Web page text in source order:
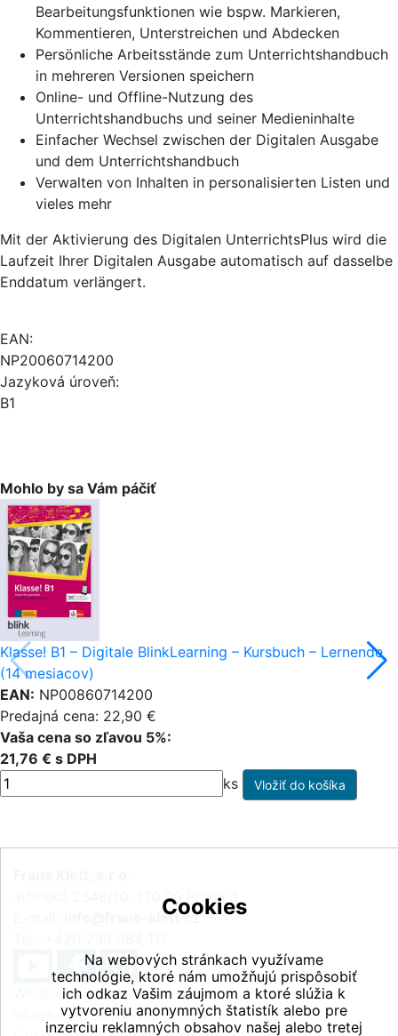
Bearbeitungsfunktionen wie bspw. Markieren,
Kommentieren, Unterstreichen und Abdecken
Persönliche Arbeitsstände zum Unterrichtshandbuch
in mehreren Versionen speichern
Online- und Offline-Nutzung des
Unterrichtshandbuchs und seiner Medieninhalte
Einfacher Wechsel zwischen der Digitalen Ausgabe
und dem Unterrichtshandbuch
Verwalten von Inhalten in personalisierten Listen und
vieles mehr
Mit der Aktivierung des Digitalen UnterrichtsPlus wird die
Laufzeit Ihrer Digitalen Ausgabe automatisch auf dasselbe
Enddatum verlängert.
EAN:
NP20060714200
Jazyková úroveň:
B1
Mohlo by sa Vám páčiť
Klasse! B1 – Digitale BlinkLearning – Kursbuch – Lernende
(14 mesiacov)
EAN: NP00860714200
Predajná cena: 22,90 €
Vaša cena so zľavou 5%:
21,76 € s DPH
ks
Jičínská 2348/10, 130 00 Praha 3
info@fraus-klett.cz
Whistleblowing
Všeobecné obchodné podmienky
Cookies
Na webových stránkach využívame
technológie, ktoré nám umožňujú prispôsobiť
ich odkaz Vašim záujmom a ktoré slúžia k
vytvoreniu anonymných štatistík alebo pre
inzerciu reklamných obsahov našej alebo tretej